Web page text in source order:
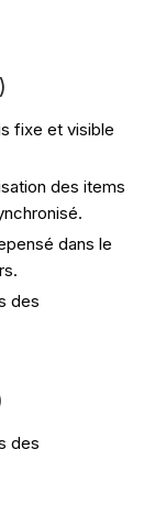
fixe et visible
des items
dans le
des
des